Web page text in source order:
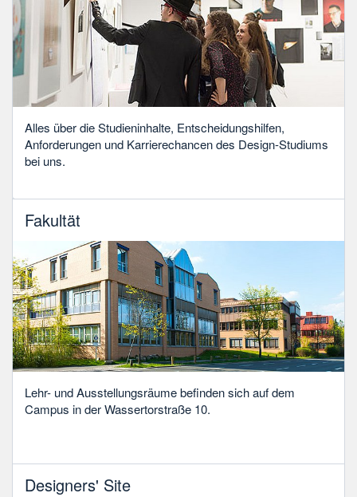
Alles über die Studieninhalte, Entscheidungshilfen,
Anforderungen und Karrierechancen des Design-Studiums
bei uns.
Fakultät
Lehr- und Ausstellungsräume befinden sich auf dem
Campus in der Wassertorstraße 10.
Designers' Site